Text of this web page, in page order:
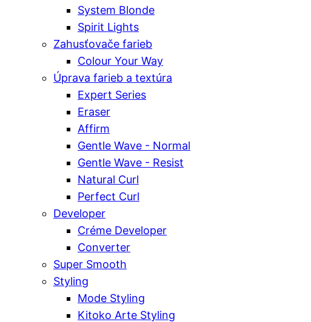
System Blonde
Spirit Lights
Zahusťovače farieb
Colour Your Way
Úprava farieb a textúra
Expert Series
Eraser
Affirm
Gentle Wave - Normal
Gentle Wave - Resist
Natural Curl
Perfect Curl
Developer
Créme Developer
Converter
Super Smooth
Styling
Mode Styling
Kitoko Arte Styling